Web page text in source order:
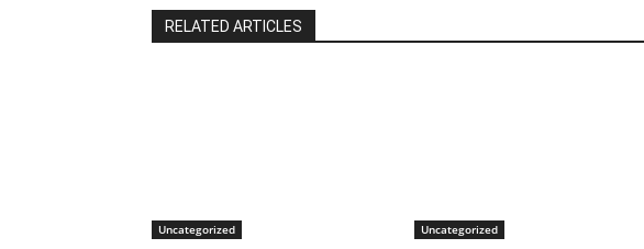
RELATED ARTICLES
Uncategorized Uncategorized